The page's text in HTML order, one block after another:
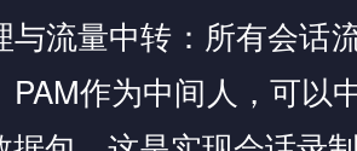
与流量中转：所有会话
PAM作为中间人，可以